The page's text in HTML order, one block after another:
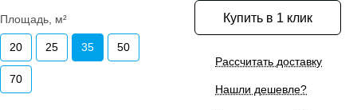
Площадь, м²
20 25 35 50
70
Купить в 1 клик
Рассчитать доставку
Нашли дешевле?